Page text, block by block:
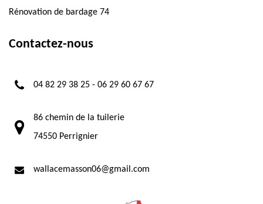
Rénovation de bardage 74
Contactez-nous
04 82 29 38 25 - 06 29 60 67 67
86 chemin de la tuilerie
74550 Perrignier
wallacemasson06@gmail.com